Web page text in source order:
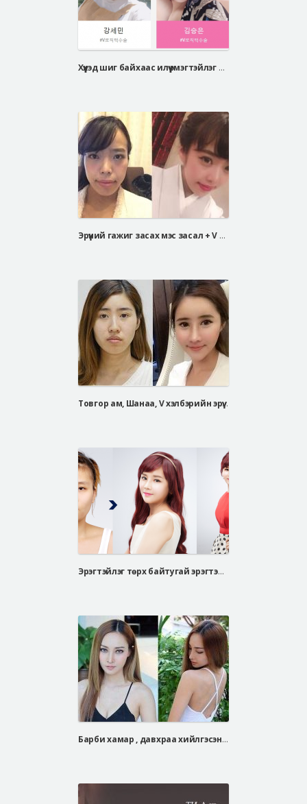
Хүүхэд шиг байхаас илүү эмэгтэйлэг байхыг илүү үзсэн учир мэс засал хийлгэх болсон.
Эрүүний гажиг засах мэс засал + V хэлбэрийн эрүүний мэс засал
Товгор ам, Шанаа, V хэлбэрийн эрүү, Барби хамар, өөх дүүргэх мэс засал, давхраа
Эрэгтэйлэг төрх байтугай эрэгтэй хүнийг эмэгтэй болгосон бодит өөрчлөлтүүд
Барби хамар , давхраа хийлгэсэн Тайланд дуучны бодит түүх